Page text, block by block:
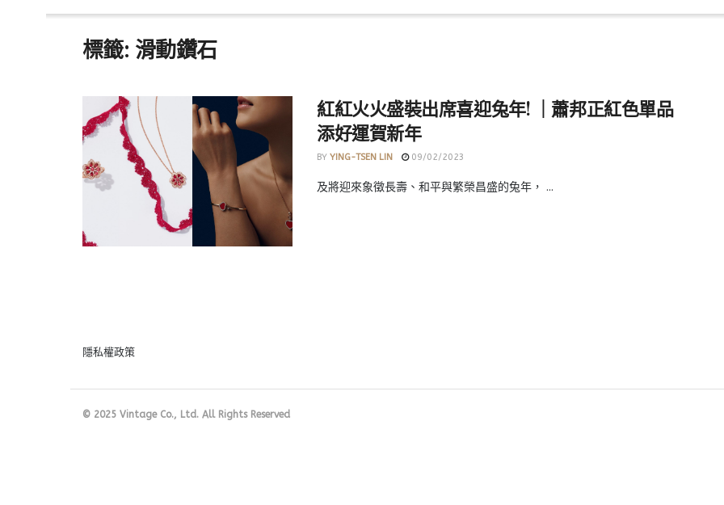
標籤: 滑動鑽石
紅紅火火盛裝出席喜迎兔年! ｜蕭邦正紅色單品
添好運賀新年
BY YING-TSEN LIN 09/02/2023
及將迎來象徵長壽、和平與繁榮昌盛的兔年， ...
隱私權政策
© 2025 Vintage Co., Ltd. All Rights Reserved